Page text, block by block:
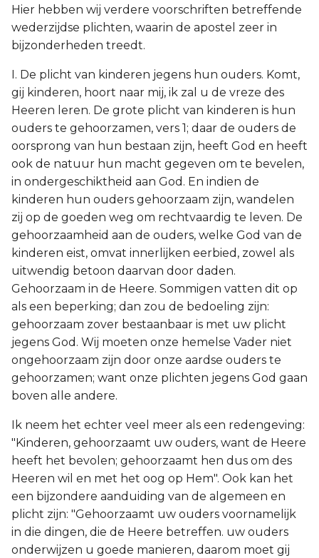
Hier hebben wij verdere voorschriften betreffende
wederzijdse plichten, waarin de apostel zeer in
bijzonderheden treedt.
I. De plicht van kinderen jegens hun ouders. Komt,
gij kinderen, hoort naar mij, ik zal u de vreze des
Heeren leren. De grote plicht van kinderen is hun
ouders te gehoorzamen, vers 1; daar de ouders de
oorsprong van hun bestaan zijn, heeft God en heeft
ook de natuur hun macht gegeven om te bevelen,
in ondergeschiktheid aan God. En indien de
kinderen hun ouders gehoorzaam zijn, wandelen
zij op de goeden weg om rechtvaardig te leven. De
gehoorzaamheid aan de ouders, welke God van de
kinderen eist, omvat innerlijken eerbied, zowel als
uitwendig betoon daarvan door daden.
Gehoorzaam in de Heere. Sommigen vatten dit op
als een beperking; dan zou de bedoeling zijn:
gehoorzaam zover bestaanbaar is met uw plicht
jegens God. Wij moeten onze hemelse Vader niet
ongehoorzaam zijn door onze aardse ouders te
gehoorzamen; want onze plichten jegens God gaan
boven alle andere.
Ik neem het echter veel meer als een redengeving:
"Kinderen, gehoorzaamt uw ouders, want de Heere
heeft het bevolen; gehoorzaamt hen dus om des
Heeren wil en met het oog op Hem". Ook kan het
een bijzondere aanduiding van de algemeen en
plicht zijn: "Gehoorzaamt uw ouders voornamelijk
in die dingen, die de Heere betreffen. uw ouders
onderwijzen u goede manieren, daarom moet gij